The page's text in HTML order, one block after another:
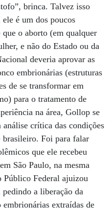
brinca. Talvez isso
é um dos poucos
o aborto (em qualquer
e não do Estado ou da
deveria aprovar as
embrionárias (estruturas
de se transformar em
para o tratamento de
na área, Gollop se
crítica das condições
brasileiro. Foi para falar
que ele recebeu
São Paulo, na mesma
Público Federal ajuizou
a liberação da
extraídas de